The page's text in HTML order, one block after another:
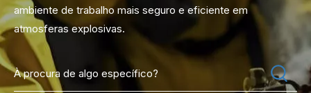
ambiente de trabalho mais seguro e eficiente em
atmosferas explosivas.